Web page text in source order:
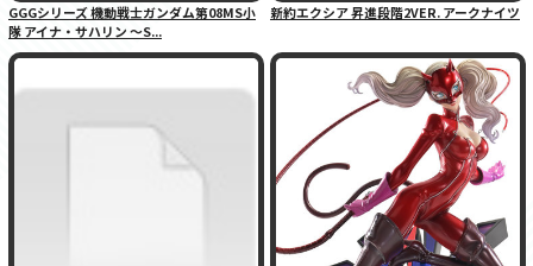
GGGシリーズ 機動戦士ガンダム第08MS小
隊 アイナ・サハリン 〜S...
新約エクシア 昇進段階2VER. アークナイツ